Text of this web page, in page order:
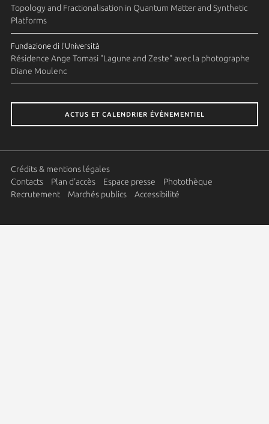
Topology and Fractionalisation in Quantum Matter and Synthetic
Platforms
Fundazione di l'Università
Résidence Ange Tomasi "Lagune and Zeste" avec la photographe
Diane Moulenc
ACTUS ET CALENDRIER ÉVÈNEMENTIEL
Crédits & mentions légales
Contacts
Plan d'accès Espace presse
Photothèque
Recrutement
Marchés publics Accessibilité